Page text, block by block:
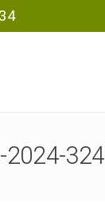
2024-324